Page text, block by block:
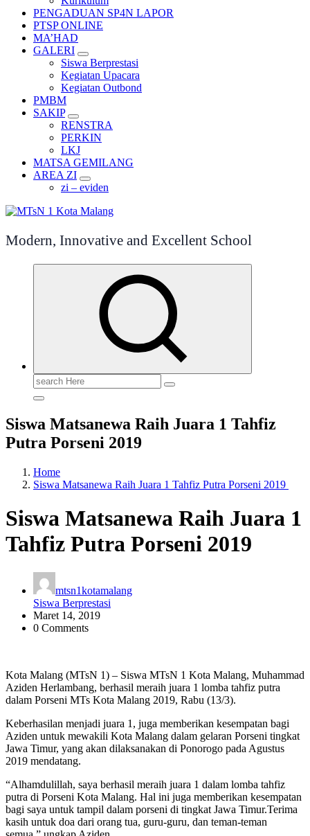
PENGADUAN SP4N LAPOR
PTSP ONLINE
MA’HAD
GALERI
Siswa Berprestasi
Kegiatan Upacara
Kegiatan Outbond
PMBM
SAKIP
RENSTRA
PERKIN
LKJ
MATSA GEMILANG
AREA ZI
zi – eviden
Modern, Innovative and Excellent School
Search
for:
Siswa Matsanewa Raih Juara 1 Tahfiz
Putra Porseni 2019
Home
Siswa Matsanewa Raih Juara 1 Tahfiz Putra Porseni 2019
Siswa Matsanewa Raih Juara 1
Tahfiz Putra Porseni 2019
mtsn1kotamalang
Siswa Berprestasi
Maret 14, 2019
0 Comments
Kota Malang (MTsN 1) – Siswa MTsN 1 Kota Malang, Muhammad
Aziden Herlambang, berhasil meraih juara 1 lomba tahfiz putra
dalam Porseni MTs Kota Malang 2019, Rabu (13/3).
Keberhasilan menjadi juara 1, juga memberikan kesempatan bagi
Aziden untuk mewakili Kota Malang dalam gelaran Porseni tingkat
Jawa Timur, yang akan dilaksanakan di Ponorogo pada Agustus
2019 mendatang.
“Alhamdulillah, saya berhasil meraih juara 1 dalam lomba tahfiz
putra di Porseni Kota Malang. Hal ini juga memberikan kesempatan
bagi saya untuk tampil dalam porseni di tingkat Jawa Timur.Terima
kasih untuk doa dari orang tua, guru-guru, dan teman-teman